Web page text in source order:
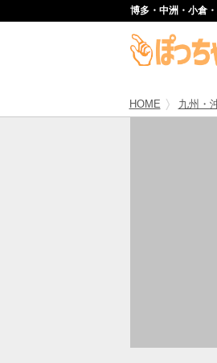
博多・中洲・小倉
HOME 九州・